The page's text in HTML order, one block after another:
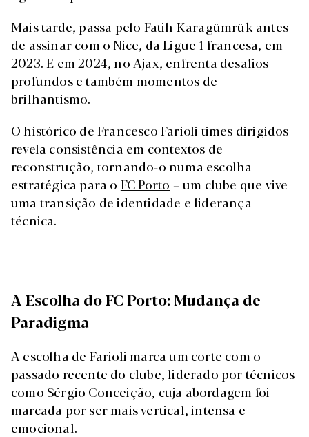
Mais tarde, passa pelo Fatih Karagümrük antes
de assinar com o Nice, da Ligue 1 francesa, em
2023. E em 2024, no Ajax, enfrenta desafios
profundos e também momentos de
brilhantismo.
O histórico de Francesco Farioli times dirigidos
revela consistência em contextos de
reconstrução, tornando-o numa escolha
estratégica para o FC Porto – um clube que vive
uma transição de identidade e liderança
técnica.
A Escolha do FC Porto: Mudança de
Paradigma
A escolha de Farioli marca um corte com o
passado recente do clube, liderado por técnicos
como Sérgio Conceição, cuja abordagem foi
marcada por ser mais vertical, intensa e
emocional.